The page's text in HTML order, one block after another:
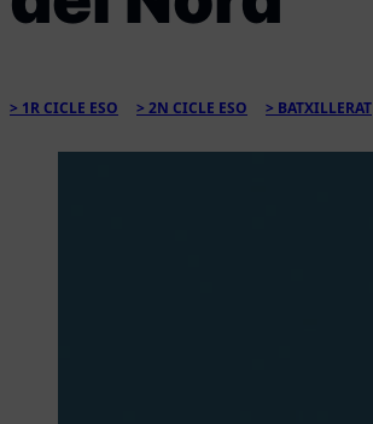
1R CICLE ESO 2N CICLE ESO BATXILLERAT